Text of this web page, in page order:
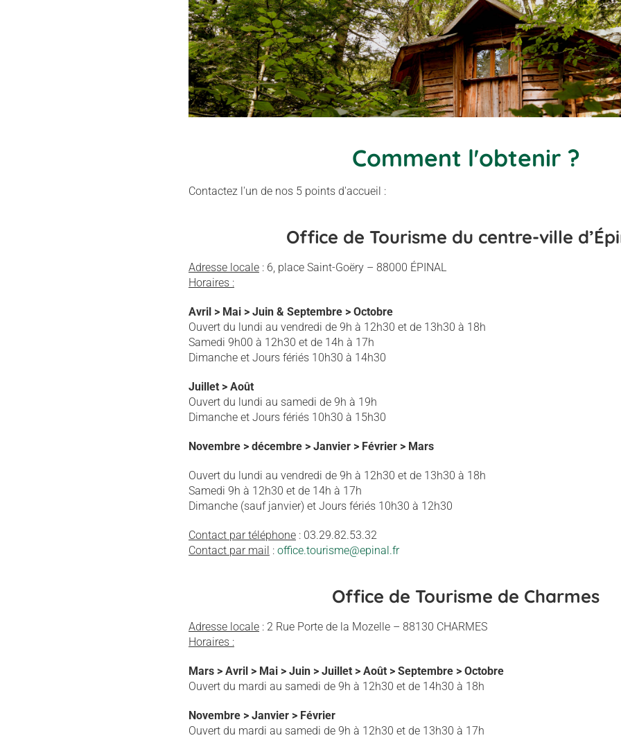
Comment l'obtenir ?
Contactez l'un de nos 5 points d'accueil :
Office de Tourisme du centre-ville
Adresse locale : 6, place Saint-Goëry – 88000 ÉPINAL
Horaires :
Avril > Mai > Juin & Septembre > Octobre
Ouvert du lundi au vendredi de 9h à 12h30 et de 13h30 à 18h
Samedi 9h00 à 12h30 et de 14h à 17h
Dimanche et Jours fériés 10h30 à 14h30
Juillet > Août
Ouvert du lundi au samedi de 9h à 19h
Dimanche et Jours fériés 10h30 à 15h30
Novembre > décembre > Janvier > Février > Mars
Ouvert du lundi au vendredi de 9h à 12h30 et de 13h30 à 18h
Samedi 9h à 12h30 et de 14h à 17h
Dimanche (sauf janvier) et Jours fériés 10h30 à 12h30
Contact par téléphone : 03.29.82.53.32
Contact par mail : office.tourisme@epinal.fr
Office de Tourisme de Charmes
Adresse locale : 2 Rue Porte de la Mozelle – 88130 CHARMES
Horaires :
Mars > Avril > Mai > Juin > Juillet > Août > Septembre > Octobre
Ouvert du mardi au samedi de 9h à 12h30 et de 14h30 à 18h
Novembre > Janvier > Février
Ouvert du mardi au samedi de 9h à 12h30 et de 13h30 à 17h